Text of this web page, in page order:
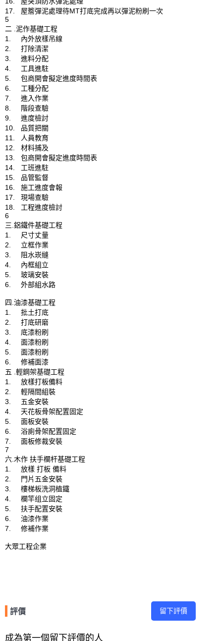
17.	屋簷彈泥處理待MT打底完成再以彈泥粉刷一次
5
二 .泥作基礎工程
1.	內外放樣吊線
2.	打除清潔
3.	進料分配
4.	工具進駐
5.	包商開會擬定進度時間表
6.	工種分配
7.	進入作業
8.	階段查驗
9.	進度檢討
10.	品質把關
11.	人員教育
12.	材料捕及
13.	包商開會擬定進度時間表
14.	工班進駐
15.	品管監督
16.	施工進度會報
17.	現場查驗
18.	工程進度檢討
6
三.鋁鐵件基礎工程
1.	尺寸丈量
2.	立框作業
3.	阻水崁縫
4.	內框組立
5.	玻璃安裝
6.	外部組水路
四.油漆基礎工程
1.	批土打底
2.	打底研磨
3.	底漆粉刷
4.	面漆粉刷
5.	面漆粉刷
6.	修補面漆
五 .輕鋼架基礎工程
1.	放樣打板備料
2.	輕隔間組裝
3.	五金安裝
4.	天花板骨架配置固定
5.	面板安裝
6.	浴廁骨架配置固定
7.	面板修裁安裝
7
六.木作 扶手欄杆基礎工程
1.	放樣 打板 備料
2.	門片五金安裝
3.	樓梯板洗洞植鐵
4.	欄竿组立固定
5.	扶手配置安裝
6.	油漆作業
7.	修補作業
大眾工程企業
評價 留下評價
成為第一個留下評價的人